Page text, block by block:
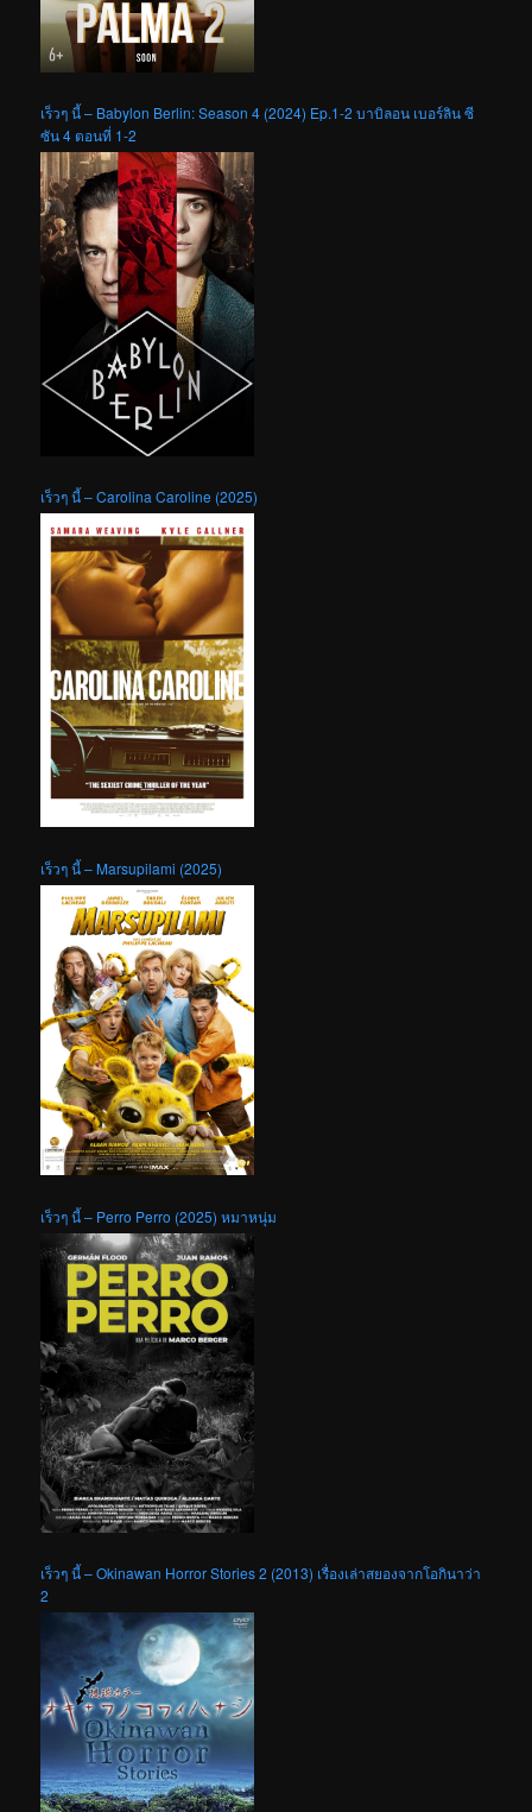
เร็วๆ นี้ – Babylon Berlin: Season 4 (2024) Ep.1-2 บาบิลอน เบอร์ลิน ซี
ซัน 4 ตอนที่ 1-2
เร็วๆ นี้ – Carolina Caroline (2025)
เร็วๆ นี้ – Marsupilami (2025)
เร็วๆ นี้ – Perro Perro (2025) หมาหนุ่ม
เร็วๆ นี้ – Okinawan Horror Stories 2 (2013) เรื่องเล่าสยองจากโอกินาว่า
2